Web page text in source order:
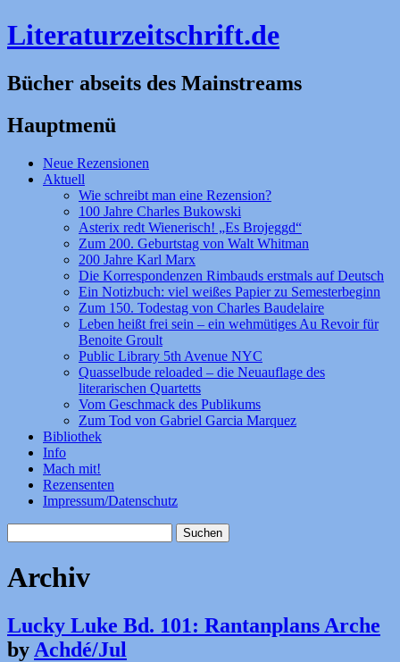
Literaturzeitschrift.de
Bücher abseits des Mainstreams
Hauptmenü
Zum
Inhalt
Neue Rezensionen
Aktuell
Wie schreibt man eine Rezension?
100 Jahre Charles Bukowski
Asterix redt Wienerisch! „Es Brojeggd“
Zum 200. Geburtstag von Walt Whitman
200 Jahre Karl Marx
Die Korrespondenzen Rimbauds erstmals auf Deutsch
Ein Notizbuch: viel weißes Papier zu Semesterbeginn
Zum 150. Todestag von Charles Baudelaire
Leben heißt frei sein – ein wehmütiges Au Revoir für
Benoite Groult
Public Library 5th Avenue NYC
Quasselbude reloaded – die Neuauflage des
literarischen Quartetts
Vom Geschmack des Publikums
Zum Tod von Gabriel Garcia Marquez
Bibliothek
Info
Mach mit!
Rezensenten
Impressum/Datenschutz
nach:
Archiv
Lucky Luke Bd. 101: Rantanplans Arche
by Achdé/Jul